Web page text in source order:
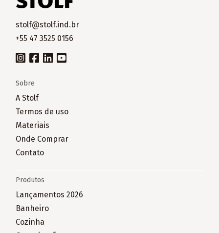
stolf@stolf.ind.br
+55 47 3525 0156
Sobre
A Stolf
Termos de uso
Materiais
Onde Comprar
Contato
Produtos
Lançamentos 2026
Banheiro
Cozinha